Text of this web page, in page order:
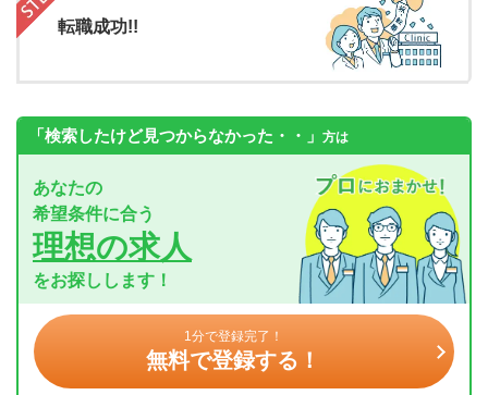
転職成功!!
「検索したけど見つからなかった・・」 方は
あなたの
希望条件に合う
理想の求人
をお探しします！
1分で登録完了！
無料で登録する！